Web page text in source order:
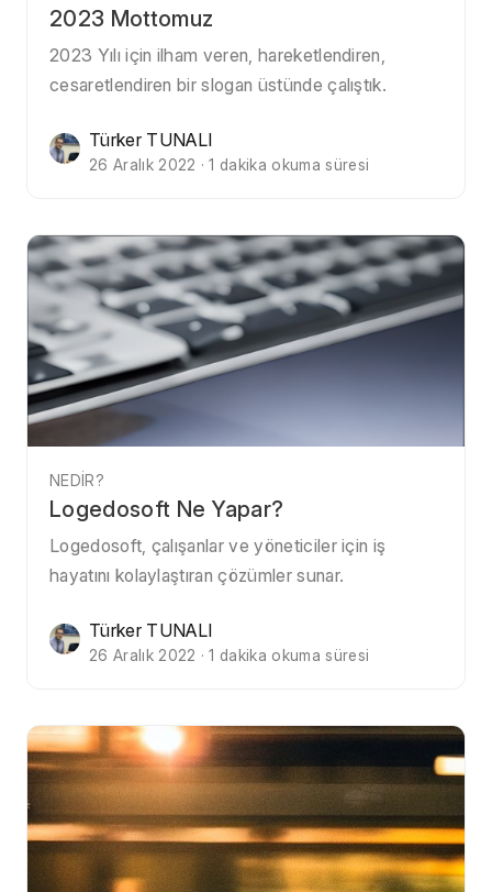
2023 Mottomuz
2023 Yılı için ilham veren, hareketlendiren,
cesaretlendiren bir slogan üstünde çalıştık.
Türker TUNALI
26 Aralık 2022 · 1 dakika okuma süresi
NEDIR?
Logedosoft Ne Yapar?
Logedosoft, çalışanlar ve yöneticiler için iş
hayatını kolaylaştıran çözümler sunar.
Türker TUNALI
26 Aralık 2022 · 1 dakika okuma süresi